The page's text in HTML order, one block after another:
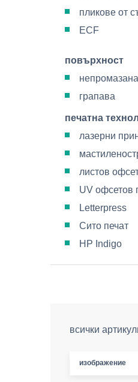
пликове от
ECF
повърхност
непромазана
грапава
печатна
лазерни
листов
UV офсетов
Letterpress
Сито печат
HP Indigo
всички
изображение